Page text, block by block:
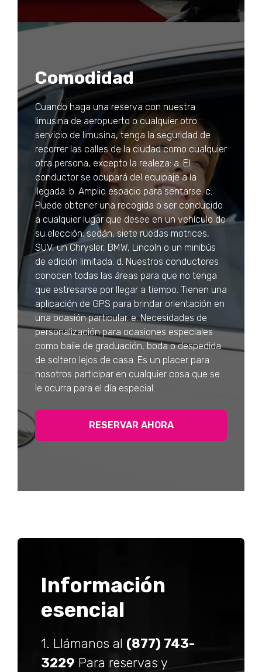
Comodidad
Cuando haga una reserva con nuestra
limusina de aeropuerto o cualquier otro
servicio de limusina, tenga la seguridad de
recorrer las calles de la ciudad como cualquier
otra persona, excepto la realeza: a. El
conductor se ocupará del equipaje a la
llegada. b. Amplio espacio para sentarse. c.
Puede obtener una recogida o ser conducido
a cualquier lugar que desee en un vehículo de
su elección; sedán, siete ruedas motrices,
SUV, un Chrysler, BMW, Lincoln o un minibús
de edición limitada. d. Nuestros conductores
conocen todas las áreas para que no tenga
que estresarse por llegar a tiempo. Tienen una
aplicación de GPS para brindar orientación en
una ocasión particular. e. Necesidades de
personalización para ocasiones especiales
como baile de graduación, boda o despedida
de soltero lejos de casa. Es un placer para
nosotros participar en cualquier cosa que se
le ocurra para el día especial.
RESERVAR AHORA
Información
esencial
1. Llámanos al (877) 743-
3229 Para reservas y